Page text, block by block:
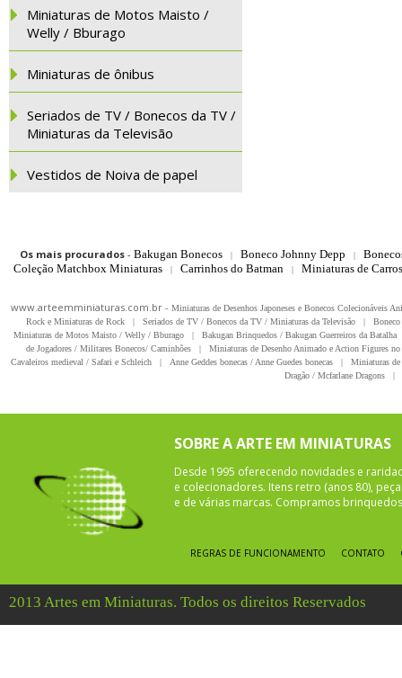
Miniaturas de Motos Maisto /
Welly / Bburago
Miniaturas de ônibus
Seriados de TV / Bonecos da TV /
Miniaturas da Televisão
Vestidos de Noiva de papel
Os mais procurados- Bakugan Bonecos | Boneco Johnny Depp |
Coleção Matchbox Miniaturas
| Carrinhos do Batman | Miniaturas de
www.arteemminiaturas.com.br - Miniaturas de Desenhos Japoneses e Bonecos Colecionáveis
Rock e Miniaturas de Rock
| Seriados de TV / Bonecos da TV / Miniaturas da Televisão |
Miniaturas de Motos Maisto / Welly / Bburago
| Bakugan Brinquedos / Bakugan Guerreiros da Batalha
de Jogadores / Militares Bonecos/ Caminhões
|
Miniaturas de Desenho Animado e Action Figures
Cavaleiros medieval / Safari e Schleich
| Anne Geddes bonecas / Anne Guedes bonecas |
Miniaturas
Dragão / Mcfarlane Dragons
|
SOBRE A ARTE EM MINIATURAS
Desde 1995 oferecendo novidades e
e colecionadores. Itens retro (anos 80),
e de várias marcas. Compramos
REGRAS DE FUNCIONAMENTO CONTATO
2013 Artes em Miniaturas. Todos os direitos Reservados